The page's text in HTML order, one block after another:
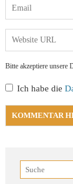
Bitte akzeptiere unsere
Ich habe die